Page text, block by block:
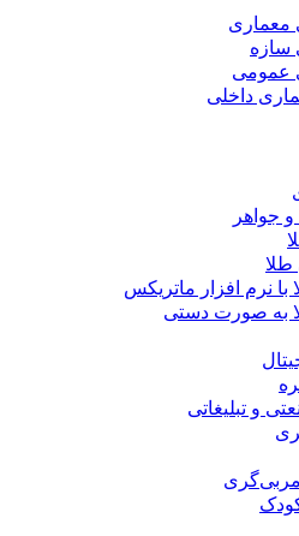
عمومی
داخلی
جواهر
نرم افزار ماتریکس
به صورت دستی
و تبلیغاتی